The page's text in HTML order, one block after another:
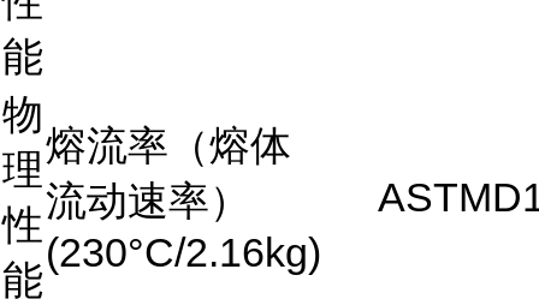
能
物
理
性
能
熔流率（熔体
流动速率）
(230°C/2.16kg)